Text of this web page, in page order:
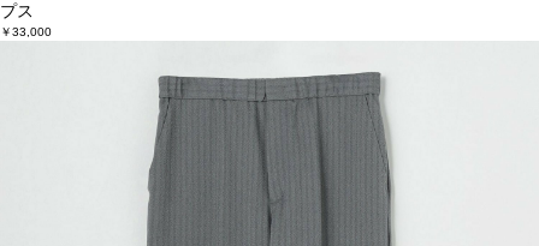
プス
￥33,000